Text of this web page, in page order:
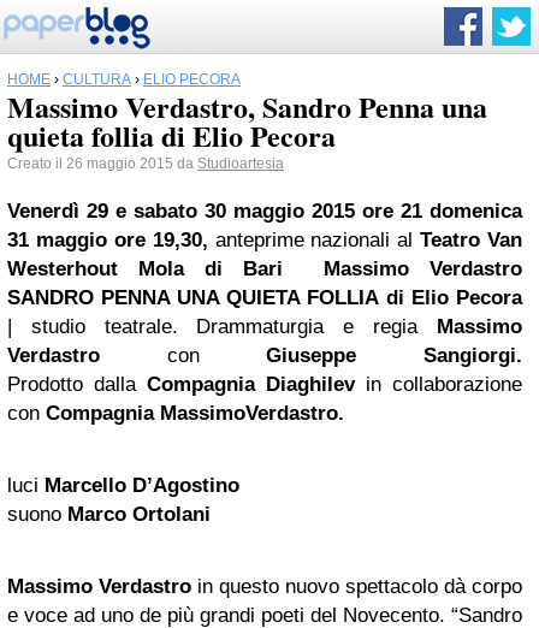
HOME › CULTURA › ELIO PECORA
Massimo Verdastro, Sandro Penna una
quieta follia di Elio Pecora
Creato il 26 maggio 2015 da Studioartesia
Venerdì 29 e sabato 30 maggio 2015 ore 21 domenica
31 maggio ore 19,30, anteprime nazionali al Teatro Van
Westerhout Mola di Bari Massimo Verdastro
SANDRO PENNA UNA QUIETA FOLLIA di Elio Pecora
| studio teatrale. Drammaturgia e regia Massimo
Verdastro conGiuseppe Sangiorgi.
Prodotto dalla Compagnia Diaghilev in collaborazione
con Compagnia MassimoVerdastro.
luci Marcello D’Agostino
suono Marco Ortolani
Massimo Verdastro in questo nuovo spettacolo dà corpo
e voce ad uno de più grandi poeti del Novecento. “Sandro